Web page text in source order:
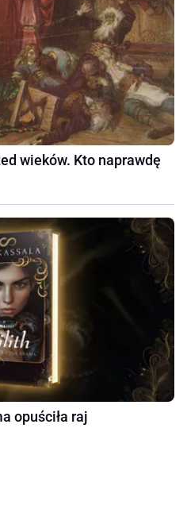
wieków. Kto naprawdę
opuściła raj